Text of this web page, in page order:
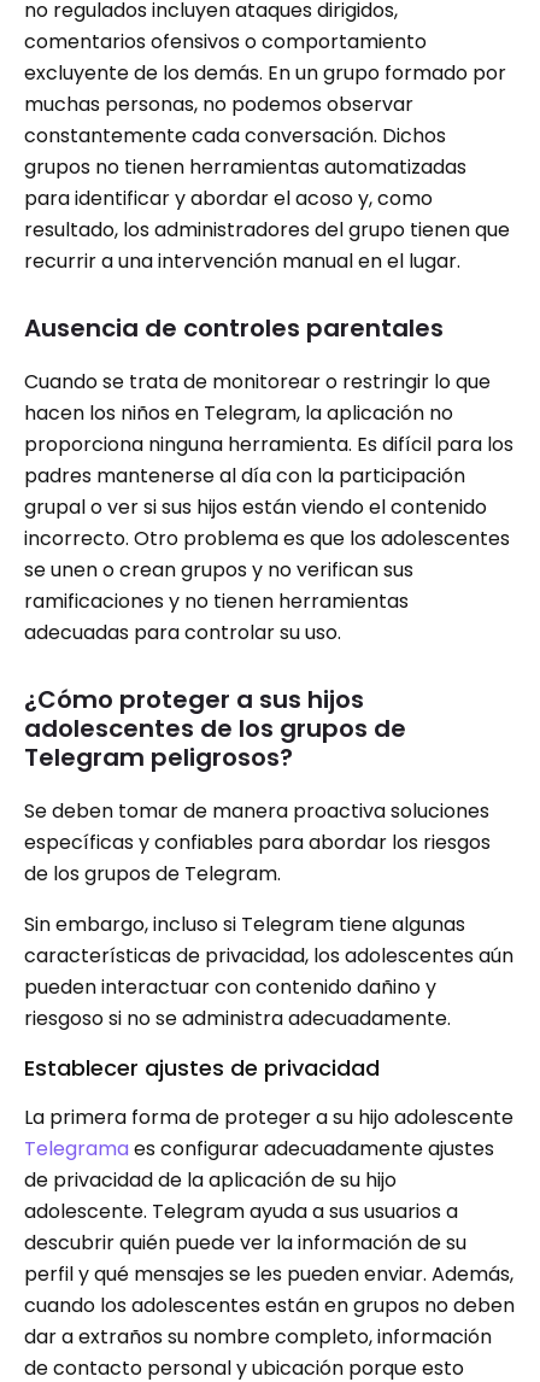
no regulados incluyen ataques dirigidos,
comentarios ofensivos o comportamiento
excluyente de los demás. En un grupo formado por
muchas personas, no podemos observar
constantemente cada conversación. Dichos
grupos no tienen herramientas automatizadas
para identificar y abordar el acoso y, como
resultado, los administradores del grupo tienen que
recurrir a una intervención manual en el lugar.
Ausencia de controles parentales
Cuando se trata de monitorear o restringir lo que
hacen los niños en Telegram, la aplicación no
proporciona ninguna herramienta. Es difícil para los
padres mantenerse al día con la participación
grupal o ver si sus hijos están viendo el contenido
incorrecto. Otro problema es que los adolescentes
se unen o crean grupos y no verifican sus
ramificaciones y no tienen herramientas
adecuadas para controlar su uso.
¿Cómo proteger a sus hijos
adolescentes de los grupos de
Telegram peligrosos?
Se deben tomar de manera proactiva soluciones
específicas y confiables para abordar los riesgos
de los grupos de Telegram.
Sin embargo, incluso si Telegram tiene algunas
características de privacidad, los adolescentes aún
pueden interactuar con contenido dañino y
riesgoso si no se administra adecuadamente.
Establecer ajustes de privacidad
La primera forma de proteger a su hijo adolescente
Telegrama es configurar adecuadamente ajustes
de privacidad de la aplicación de su hijo
adolescente. Telegram ayuda a sus usuarios a
descubrir quién puede ver la información de su
perfil y qué mensajes se les pueden enviar. Además,
cuando los adolescentes están en grupos no deben
dar a extraños su nombre completo, información
de contacto personal y ubicación porque esto